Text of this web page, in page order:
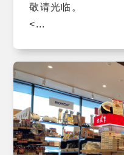
敬请光临。
<...